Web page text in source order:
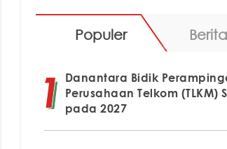
Populer
Danantara Bidik
Perusahaan Telkom (TLKM)
pada 2027